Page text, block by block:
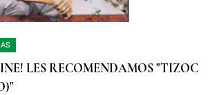
LES RECOMENDAMOS "TIZOC